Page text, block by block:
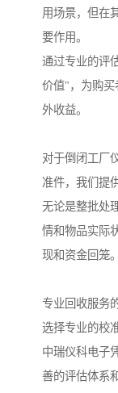
用场景，但在
要作用。
通过专业的评
价值"，为购买
外收益。
对于倒闭工厂
准件，我们提
无论是整批处
情和物品实际
现和资金回笼。
专业回收服务
选择专业的校
中瑞仪科电子
善的评估体系